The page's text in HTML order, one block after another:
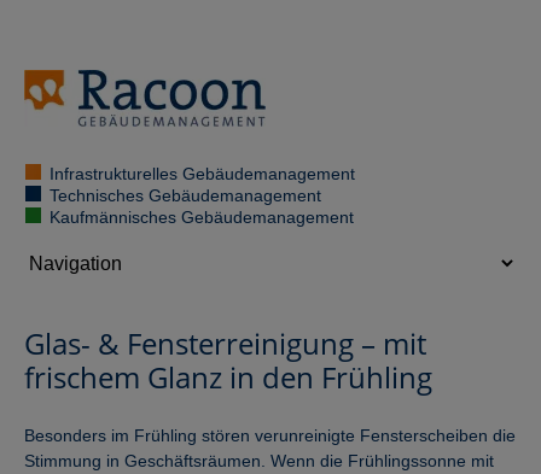
Infrastrukturelles Gebäudemanagement
Technisches Gebäudemanagement
Kaufmännisches Gebäudemanagement
Glas- & Fensterreinigung – mit
frischem Glanz in den Frühling
Besonders im Frühling stören verunreinigte Fensterscheiben die
Stimmung in Geschäftsräumen. Wenn die Frühlingssonne mit